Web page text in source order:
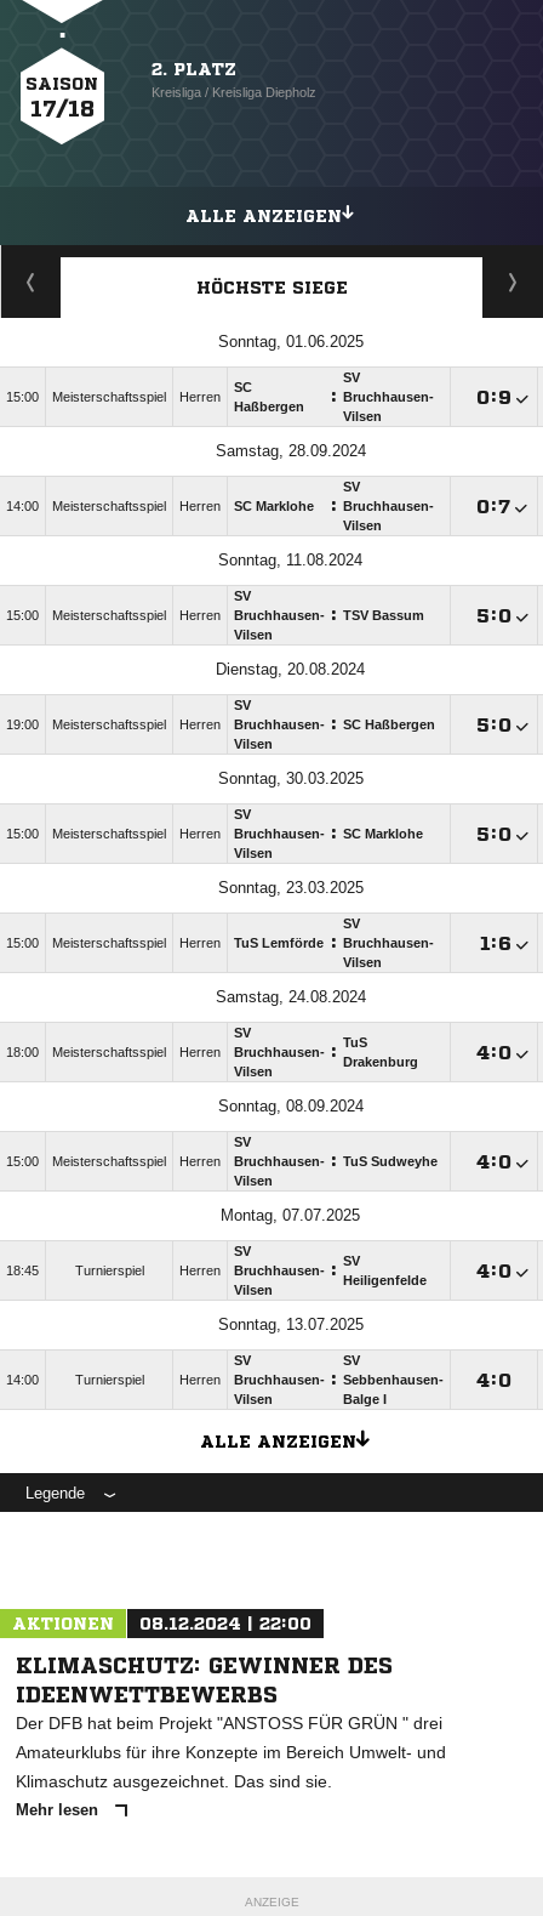
SAISON
17/18
2. PLATZ
Kreisliga / Kreisliga Diepholz
ALLE ANZEIGEN
HÖCHSTE SIEGE
Sonntag, 01.06.2025
15:00 Meisterschaftsspiel Herren
SC
Haßbergen
:
SV
Bruchhausen-
Vilsen
:
Samstag, 28.09.2024
14:00 Meisterschaftsspiel Herren SC Marklohe :
SV
Bruchhausen-
Vilsen
:
Sonntag, 11.08.2024
15:00 Meisterschaftsspiel Herren
SV
Bruchhausen-
Vilsen
: TSV Bassum :
Dienstag, 20.08.2024
19:00 Meisterschaftsspiel Herren
SV
Bruchhausen-
Vilsen
: SC Haßbergen :
Sonntag, 30.03.2025
15:00 Meisterschaftsspiel Herren
SV
Bruchhausen-
Vilsen
: SC Marklohe :
Sonntag, 23.03.2025
15:00 Meisterschaftsspiel Herren TuS Lemförde :
SV
Bruchhausen-
Vilsen
:
Samstag, 24.08.2024
18:00 Meisterschaftsspiel Herren
SV
Bruchhausen-
Vilsen
: TuS
Drakenburg
:
Sonntag, 08.09.2024
15:00 Meisterschaftsspiel Herren
SV
Bruchhausen-
Vilsen
: TuS Sudweyhe :
Montag, 07.07.2025
18:45 Turnierspiel Herren
SV
Bruchhausen-
Vilsen
: SV
Heiligenfelde
:
Sonntag, 13.07.2025
14:00 Turnierspiel Herren
SV
Bruchhausen-
Vilsen
:
SV
Sebbenhausen-
Balge I
:
ALLE ANZEIGEN
Legende
AKTIONEN 08.12.2024 | 22:00
KLIMASCHUTZ: GEWINNER DES
IDEENWETTBEWERBS
Der DFB hat beim Projekt "ANSTOSS FÜR GRÜN " drei
Amateurklubs für ihre Konzepte im Bereich Umwelt- und
Klimaschutz ausgezeichnet. Das sind sie.
Mehr lesen
ANZEIGE